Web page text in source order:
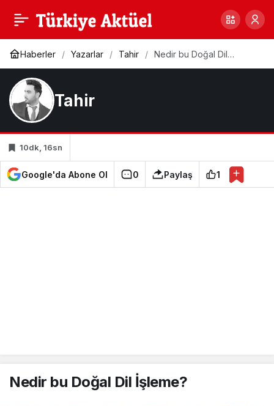
Haberler Yazarlar Tahir
Nedir bu Doğal Dil
Tahir
10dk, 16sn
Google'da Abone Ol 0 Paylaş 1
Nedir bu Doğal Dil İşleme?
Adaletin Terazisi, Bir
Ülkenin Temel Direğidir
6 Paylaş